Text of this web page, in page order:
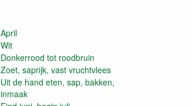
April
Wit
Donkerrood tot roodbruin
Zoet, saprijk, vast vruchtvlees
Uit de hand eten, sap, bakken,
inmaak